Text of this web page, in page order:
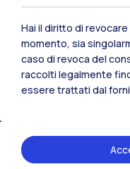
Polimi Community
Tutti i siti dell’ecosistema
Hai il diritto di
momento, sia
caso di revoca del
raccolti legalmente
essere trattati dal